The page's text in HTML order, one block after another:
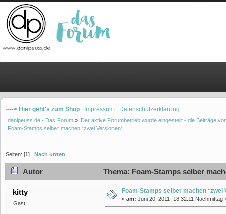
----> Hier geht's zum Shop | Impressum | Datenschutzerklärung
danipeuss.de - Das Forum » Der aktive Forumbetrieb wurde eingestellt - die Beiträge
Foam-Stamps selber machen *zwei Versionen*
Seiten: [1] Nach unten
Autor Thema: Foam-Stamps selber
kitty
Gast
Foam-Stamps selber machen *zwei
« am: Juni 20, 2011, 18:32:11 Nachmittag